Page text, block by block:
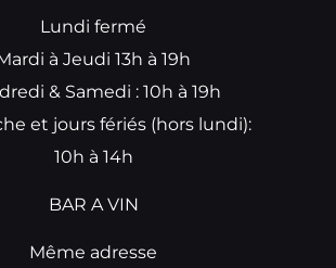
Lundi fermé
à Jeudi 13h à 19h
& Samedi : 10h à 19h
et jours fériés (hors lundi):
10h à 14h
BAR A VIN
Même adresse